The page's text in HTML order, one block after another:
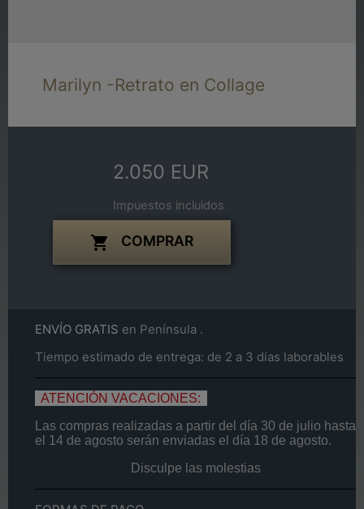
Marilyn -Retrato en Collage
2.050 EUR
Impuestos incluidos
 COMPRAR
ENVÍO GRATIS en Península .
Tiempo estimado de entrega: de 2 a 3 días laborables
ATENCIÓN VACACIONES:
Las compras realizadas a partir del día 30 de julio hasta
el 14 de agosto serán enviadas el día 18 de agosto.
Disculpe las molestias